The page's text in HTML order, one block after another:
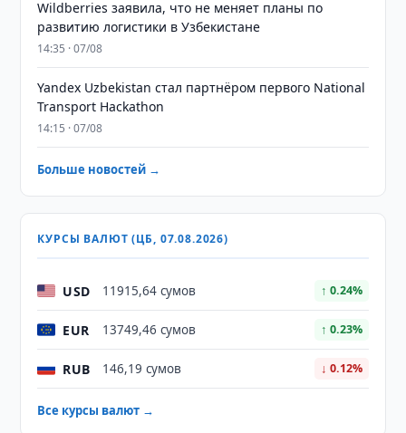
Wildberries заявила, что не меняет планы по
развитию логистики в Узбекистане
14:35 · 07/08
Yandex Uzbekistan стал партнёром первого National
Transport Hackathon
14:15 · 07/08
Больше новостей →
КУРСЫ ВАЛЮТ (ЦБ, 07.08.2026)
USD 11915,64 сумов ↑ 0.24%
EUR 13749,46 сумов ↑ 0.23%
RUB 146,19 сумов ↓ 0.12%
Все курсы валют →